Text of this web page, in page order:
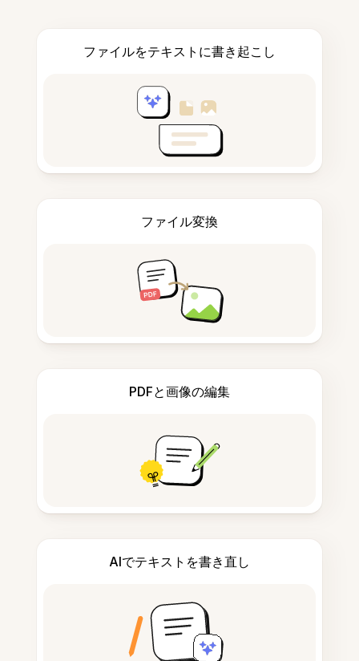
ファイルをテキストに書き起こし
ファイル変換
PDFと画像の編集
AIでテキストを書き直し